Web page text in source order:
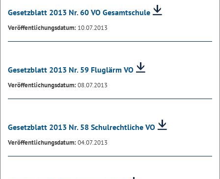
Gesetzblatt 2013 Nr. 60 VO Gesamtschule
Veröffentlichungsdatum: 10.07.2013
Gesetzblatt 2013 Nr. 59 Fluglärm VO
Veröffentlichungsdatum:08.07.2013
Gesetzblatt 2013 Nr. 58 Schulrechtliche VO
Veröffentlichungsdatum:04.07.2013